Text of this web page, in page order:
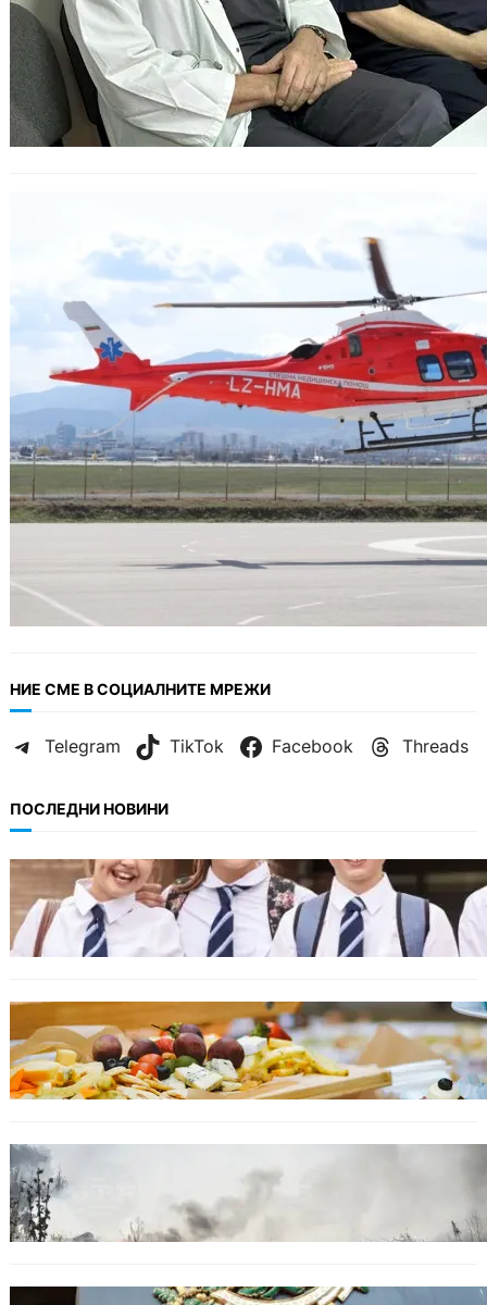
транспортирана от Шумен до
София
НИЕ СМЕ В СОЦИАЛНИТЕ МРЕЖИ
Telegram TikTok Facebook Threads
ПОСЛЕДНИ НОВИНИ
ИКОНОМИКА
Колко ще струват училищните униформи
във Варна тази година.
От август се променят осигурителните
вноски за седем икономически дейности.
Пожарите в България не спират: 141
огнища за последното денонощие.
БЪЛГАРИЯ